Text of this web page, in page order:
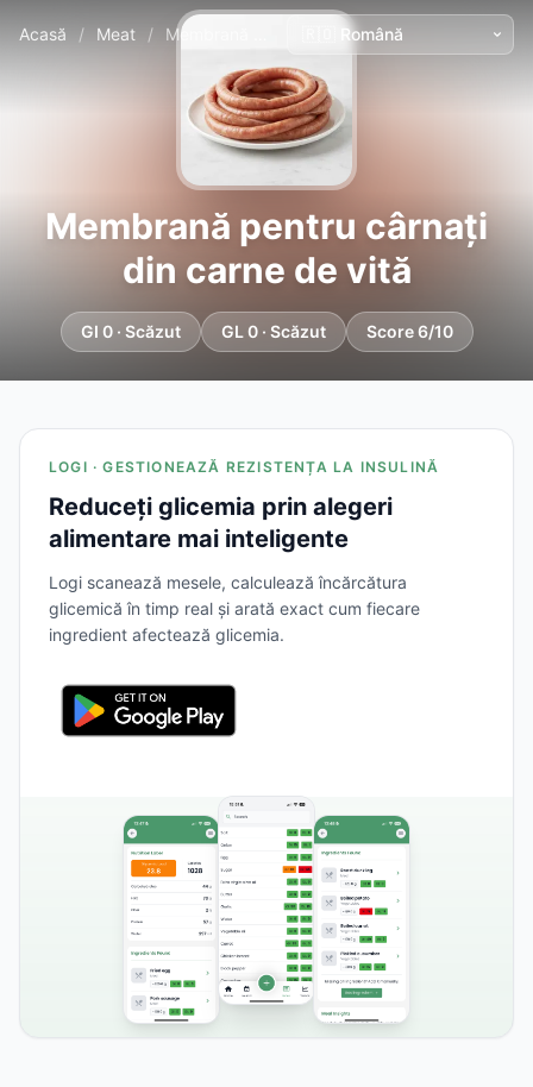
Acasă / Meat / Membrană pentru cârnați din carne de vită
Membrană pentru cârnați
din carne de vită
GI 0 · Scăzut GL 0 · Scăzut Score 6/10
LOGI · GESTIONEAZĂ REZISTENȚA LA INSULINĂ
Reduceți glicemia prin alegeri
alimentare mai inteligente
Logi scanează mesele, calculează încărcătura
glicemică în timp real și arată exact cum fiecare
ingredient afectează glicemia.